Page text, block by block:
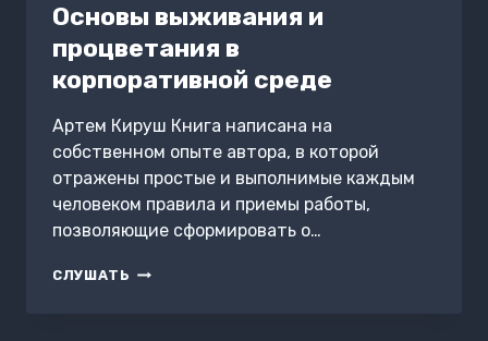
ТОМ,
ПРОДВИГАТЬ
ЛИЧНЫЙ
И
ПРИВЛЕКАТЬ
КЛИЕНТОВ
Основы выживания и
процветания в
корпоративной среде
Артем Кируш Книга написана на
собственном опыте автора, в которой
отражены простые и выполнимые каждым
человеком правила и приемы работы,
позволяющие сформировать о…
СЛУШАТЬ ОСНОВЫ